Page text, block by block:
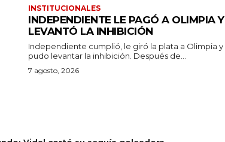
INSTITUCIONALES
INDEPENDIENTE LE PAGÓ A OLIMPIA Y
LEVANTÓ LA INHIBICIÓN
Independiente cumplió, le giró la plata a Olimpia y
pudo levantar la inhibición. Después de...
7 agosto, 2026